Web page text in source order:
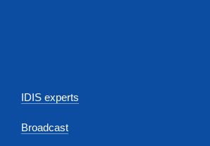
IDIS experts
Broadcast